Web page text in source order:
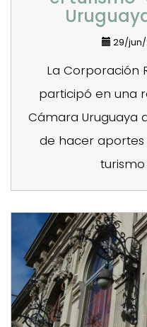
29/jun/
La Corporación
participó en una
Cámara Uruguaya
de hacer